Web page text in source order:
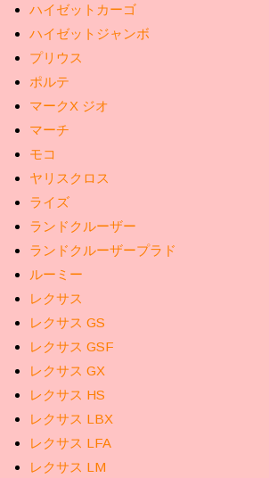
ハイゼットカーゴ
ハイゼットジャンボ
プリウス
ポルテ
マークX ジオ
マーチ
モコ
ヤリスクロス
ライズ
ランドクルーザー
ランドクルーザープラド
ルーミー
レクサス
レクサス GS
レクサス GSF
レクサス GX
レクサス HS
レクサス LBX
レクサス LFA
レクサス LM